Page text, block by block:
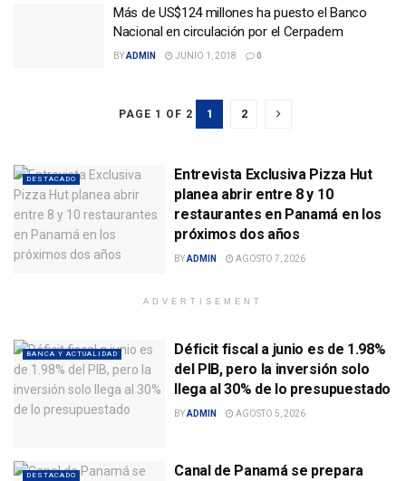
Más de US$124 millones ha puesto el Banco
Nacional en circulación por el Cerpadem
BYADMIN JUNIO 1, 2018 0
PAGE 1 OF 2 1 2
DESTACADO
Entrevista Exclusiva Pizza Hut
planea abrir entre 8 y 10
restaurantes en Panamá en los
próximos dos años
BYADMIN AGOSTO 7, 2026
ADVERTISEMENT
BANCA Y ACTUALIDAD
Déficit fiscal a junio es de 1.98%
del PIB, pero la inversión solo
llega al 30% de lo presupuestado
BYADMIN AGOSTO 5, 2026
DESTACADO
Canal de Panamá se prepara